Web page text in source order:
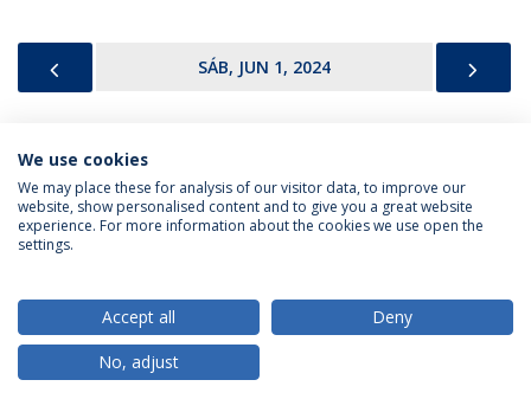
SÁB, JUN 1, 2024
Política de Privacidade
Termos & Condições
Direitos do Titular dos Dados
© 2026 Universidade Católica Portuguesa
We use cookies
We may place these for analysis of our visitor data, to improve our
website, show personalised content and to give you a great website
experience. For more information about the cookies we use open the
settings.
Accept all
Deny
No, adjust